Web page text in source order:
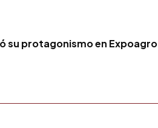
su protagonismo en Expoagro